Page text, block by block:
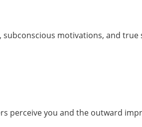
motivations, and true
perceive you and the outward